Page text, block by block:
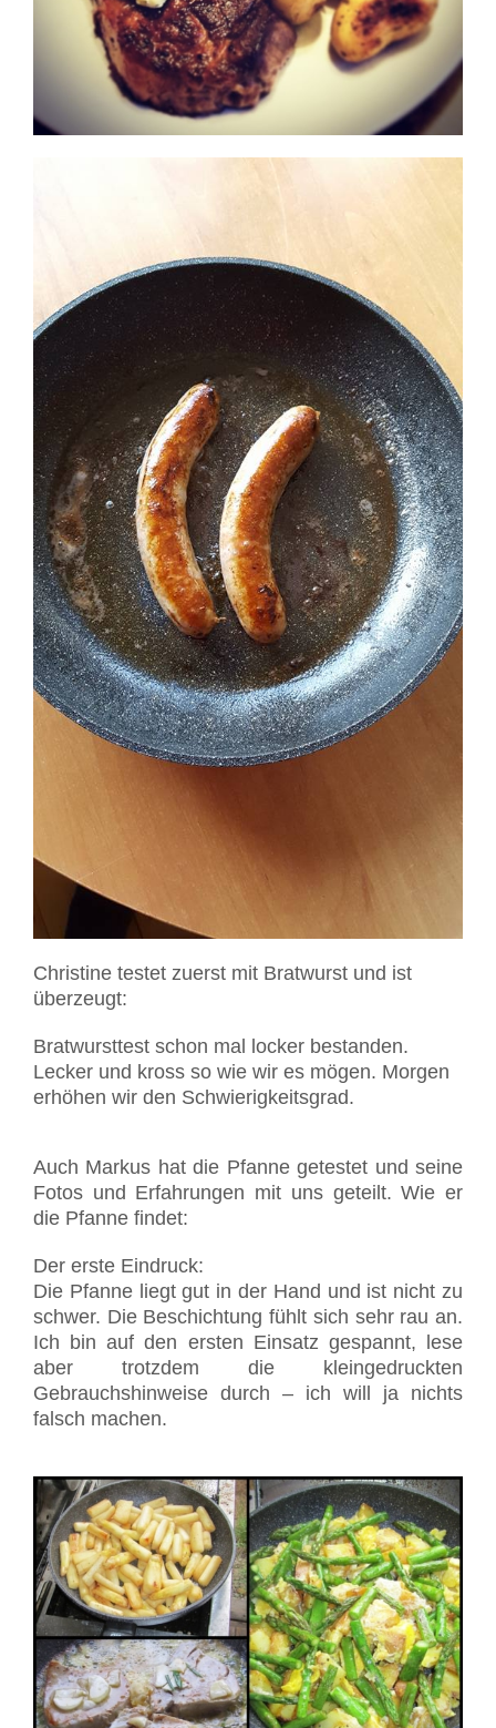
Christine testet zuerst mit Bratwurst und ist
überzeugt:
Bratwursttest schon mal locker bestanden.
Lecker und kross so wie wir es mögen. Morgen
erhöhen wir den Schwierigkeitsgrad.
Auch Markus hat die Pfanne getestet und seine
Fotos und Erfahrungen mit uns geteilt. Wie er
die Pfanne findet:
Der erste Eindruck:
Die Pfanne liegt gut in der Hand und ist nicht zu
schwer. Die Beschichtung fühlt sich sehr rau an.
Ich bin auf den ersten Einsatz gespannt, lese
aber trotzdem die kleingedruckten
Gebrauchshinweise durch – ich will ja nichts
falsch machen.